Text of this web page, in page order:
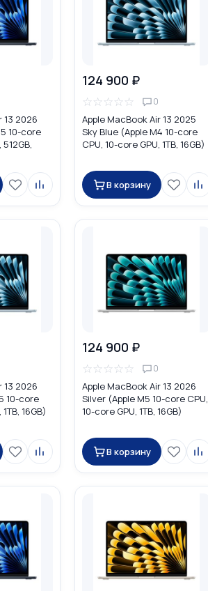
13 2026
10-core
124 900 ₽
☆☆☆☆☆ 0
Apple MacBook Air 13 2025
Sky Blue (Apple M4 10-core
CPU, 10-core GPU, 1TB, 16GB)
В корзину
13 2026
10-core
16GB)
124 900 ₽
☆☆☆☆☆ 0
Apple MacBook Air 13 2026
Silver (Apple M5 10-core CPU,
10-core GPU, 1TB, 16GB)
В корзину